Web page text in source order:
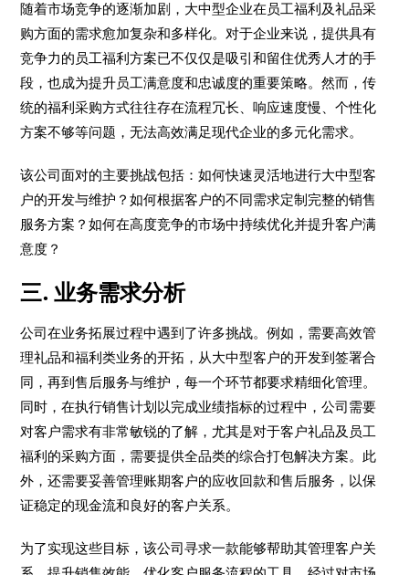
随着市场竞争的逐渐加剧，大中型企业在员工福利及礼品采
购方面的需求愈加复杂和多样化。对于企业来说，提供具有
竞争力的员工福利方案已不仅仅是吸引和留住优秀人才的手
段，也成为提升员工满意度和忠诚度的重要策略。然而，传
统的福利采购方式往往存在流程冗长、响应速度慢、个性化
方案不够等问题，无法高效满足现代企业的多元化需求。
该公司面对的主要挑战包括：如何快速灵活地进行大中型客
户的开发与维护？如何根据客户的不同需求定制完整的销售
服务方案？如何在高度竞争的市场中持续优化并提升客户满
意度？
三. 业务需求分析
公司在业务拓展过程中遇到了许多挑战。例如，需要高效管
理礼品和福利类业务的开拓，从大中型客户的开发到签署合
同，再到售后服务与维护，每一个环节都要求精细化管理。
同时，在执行销售计划以完成业绩指标的过程中，公司需要
对客户需求有非常敏锐的了解，尤其是对于客户礼品及员工
福利的采购方面，需要提供全品类的综合打包解决方案。此
外，还需要妥善管理账期客户的应收回款和售后服务，以保
证稳定的现金流和良好的客户关系。
为了实现这些目标，该公司寻求一款能够帮助其管理客户关